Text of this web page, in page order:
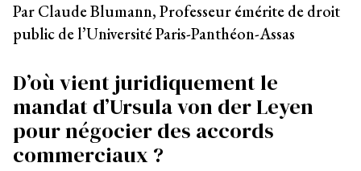
Par Claude Blumann, Professeur émérite de droit
public de l’Université Paris-Panthéon-Assas
D’où vient juridiquement le
mandat d’Ursula von der Leyen
pour négocier des accords
commerciaux ?